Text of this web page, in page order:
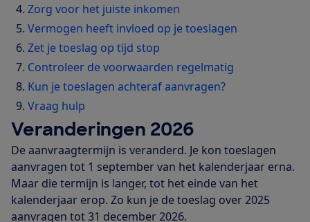
Zorg voor het juiste inkomen
Vermogen heeft invloed op je toeslagen
Zet je toeslag op tijd stop
Controleer de voorwaarden regelmatig
Kun je toeslagen achteraf aanvragen?
Vraag hulp
Veranderingen 2026
De aanvraagtermijn is veranderd. Je kon toeslagen
aanvragen tot 1 september van het kalenderjaar erna.
Maar die termijn is langer, tot het einde van het
kalenderjaar erop. Zo kun je de toeslag over 2025
aanvragen tot 31 december 2026.